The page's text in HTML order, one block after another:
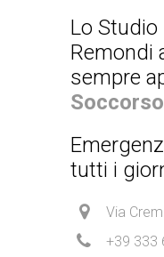
Lo
Remondi
sempre
tutti i
Via
+39 333